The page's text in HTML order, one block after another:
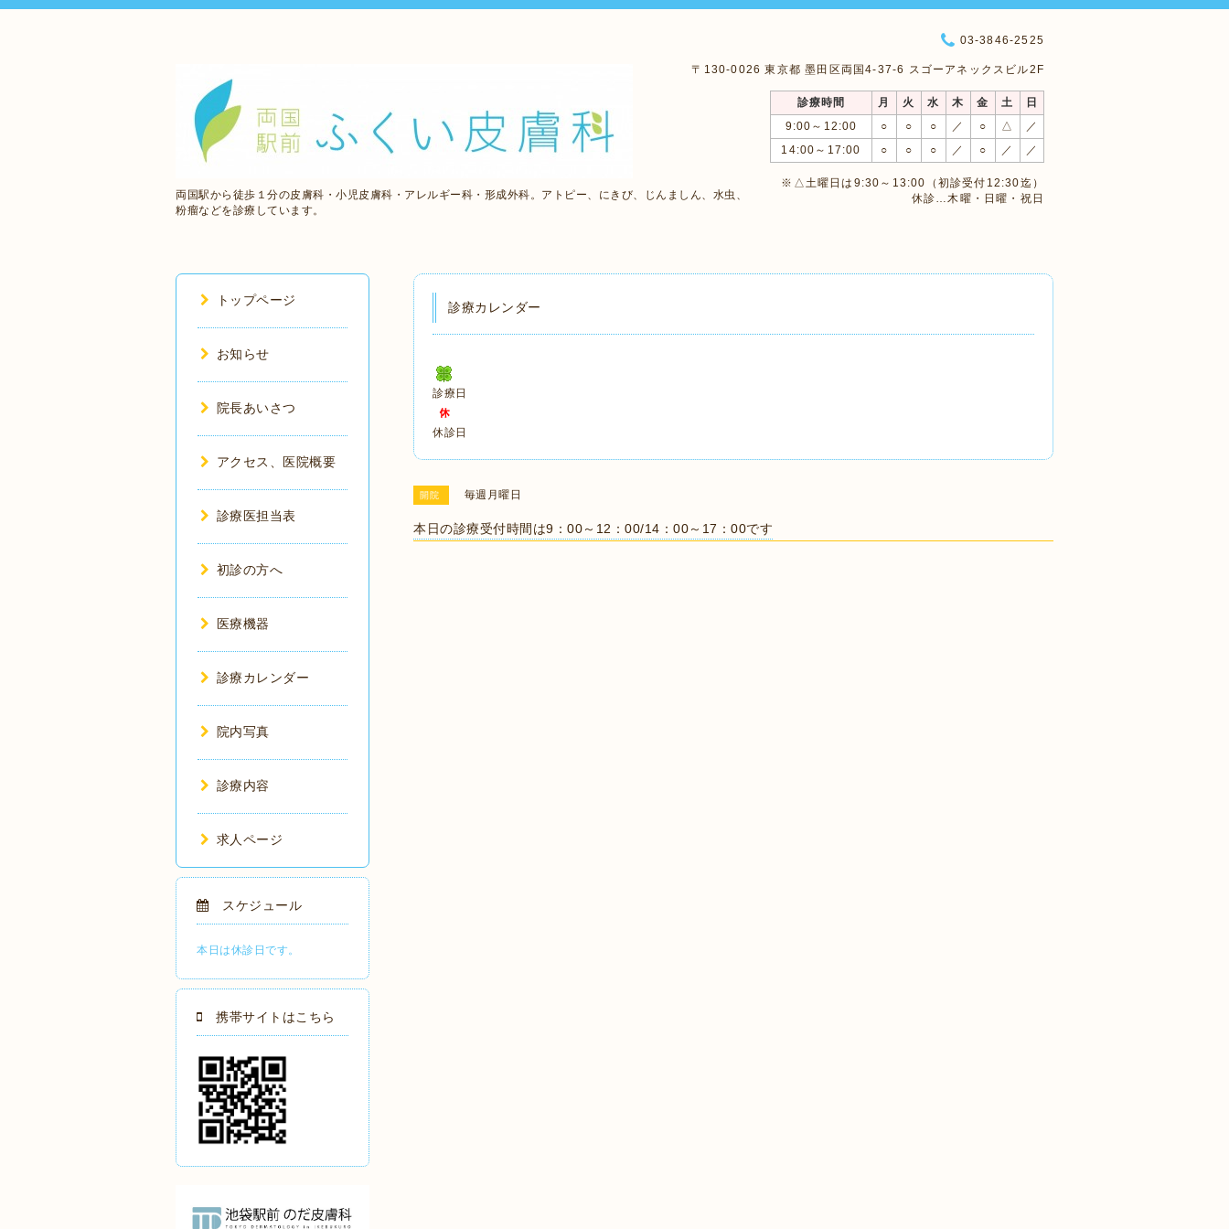
両国駅から徒歩１分の皮膚科・小児皮膚科・アレルギー科・形成外科。アトピー、にきび、じんましん、水虫、
粉瘤などを診療しています。
03-3846-2525
〒130-0026 東京都 墨田区両国4-37-6 スゴーアネックスビル2F
診療時間 月 火 水 木 金 土
日
9:00～12:00
○ ○ ○ ／ ○ △
／
14:00～17:00
○ ○ ○ ／ ○ ／ ／
※△土曜日は9:30～13:00（初診受付12:30迄）
休診…木曜・日曜・祝日
診療カレンダー
診療日
休診日
開院 毎週月曜日
本日の診療受付時間は9：00～12：00/14：00～17：00です
トップページ
お知らせ
院長あいさつ
アクセス、医院概要
診療医担当表
初診の方へ
医療機器
診療カレンダー
院内写真
診療内容
求人ページ
スケジュール
本日は休診日です。
携帯サイトはこちら